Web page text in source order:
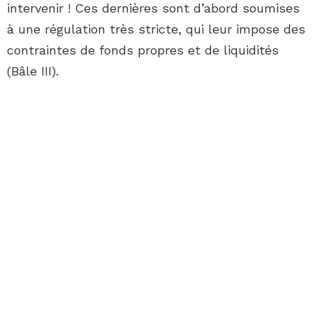
intervenir ! Ces dernières sont d’abord soumises
à une régulation très stricte, qui leur impose des
contraintes de fonds propres et de liquidités
(Bâle III).